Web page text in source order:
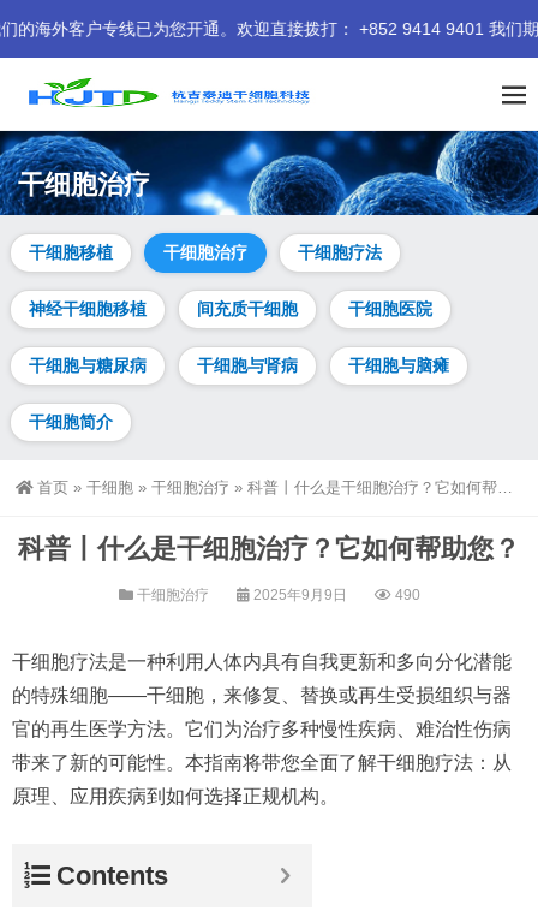
户专线已为您开通。欢迎直接拨打： +852 9414 9401 我们期待为您
干细胞治疗
干细胞移植 干细胞治疗 干细胞疗法
神经干细胞移植 间充质干细胞 干细胞医院
干细胞与糖尿病 干细胞与肾病 干细胞与脑瘫
干细胞简介
首页 » 干细胞 » 干细胞治疗 » 科普丨什么是干细胞治疗？它如何帮助您？
科普丨什么是干细胞治疗？它如何帮助您？
干细胞治疗 2025年9月9日 490
干细胞疗法是一种利用人体内具有自我更新和多向分化潜能
的特殊细胞——干细胞，来修复、替换或再生受损组织与器
官的再生医学方法。它们为治疗多种慢性疾病、难治性伤病
带来了新的可能性。本指南将带您全面了解干细胞疗法：从
原理、应用疾病到如何选择正规机构。
Contents